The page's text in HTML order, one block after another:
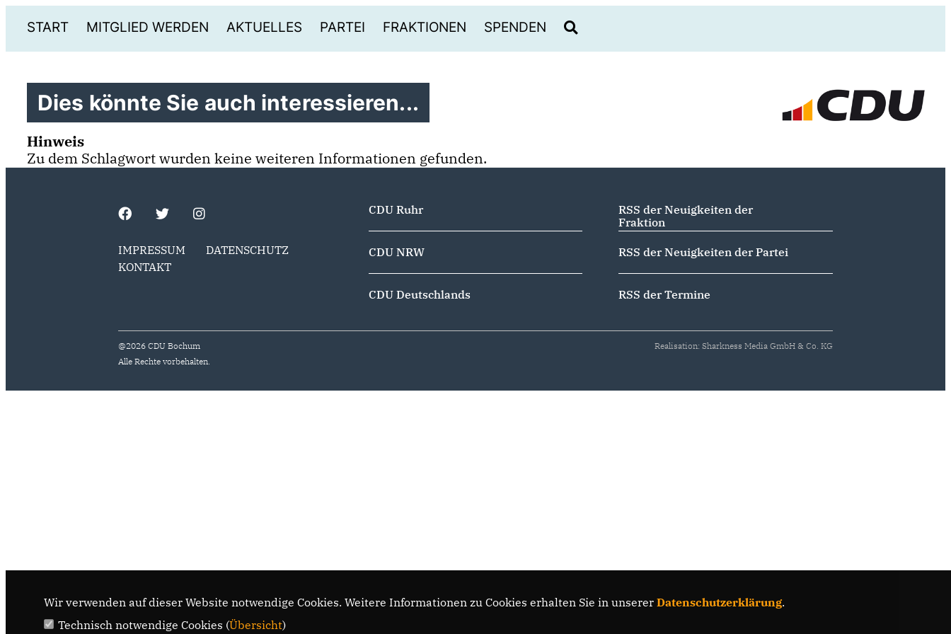
START MITGLIED WERDEN AKTUELLES PARTEI FRAKTIONEN SPENDEN
Dies könnte Sie auch interessieren...
Hinweis
Zu dem Schlagwort wurden keine weiteren Informationen gefunden.
IMPRESSUM
DATENSCHUTZ
KONTAKT
CDU Ruhr
CDU NRW
CDU Deutschlands
RSS der Neuigkeiten der
Fraktion
RSS der Neuigkeiten der Partei
RSS der Termine
@2026 CDU Bochum
Alle Rechte vorbehalten.
Realisation: Sharkness Media GmbH & Co. KG
Wir verwenden auf dieser Website notwendige Cookies. Weitere Informationen zu Cookies erhalten Sie in unserer Datenschutzerklärung.
Technisch notwendige Cookies (Übersicht)